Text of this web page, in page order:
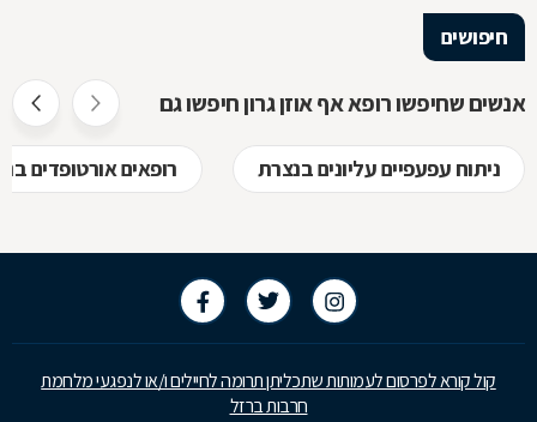
חיפושים
אנשים שחיפשו רופא אף אוזן גרון חיפשו גם
ניתוח עפעפיים עליונים בנצרת רופאים אורטופדים
קול קורא לפרסום לעמותות שתכליתן תרומה לחיילים ו/או לנפגעי מלחמת
חרבות ברזל